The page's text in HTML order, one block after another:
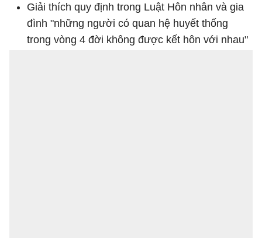
Giải thích quy định trong Luật Hôn nhân và gia
đình "những người có quan hệ huyết thống
trong vòng 4 đời không được kết hôn với nhau"